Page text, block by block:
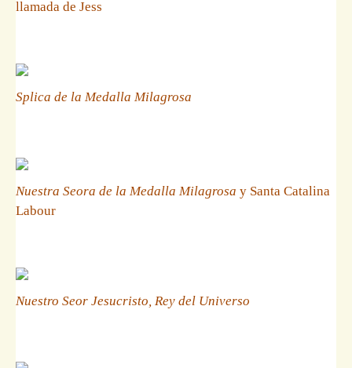
llamada de Jess
Splica de la Medalla Milagrosa
Nuestra Seora de la Medalla Milagrosa y Santa Catalina
Labour
Nuestro Seor Jesucristo, Rey del Universo